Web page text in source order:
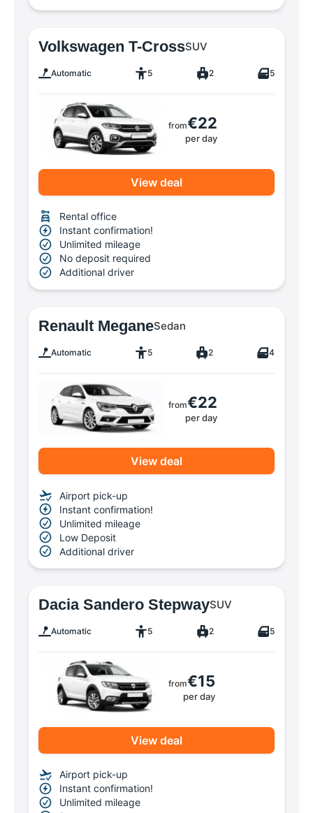
Volkswagen T-CrossSUV
Automatic 5 2 5
from€22
per day
View deal
Rental office
Instant confirmation!
Unlimited mileage
No deposit required
Additional driver
Renault MeganeSedan
Automatic 5 2 4
from€22
per day
View deal
Airport pick-up
Instant confirmation!
Unlimited mileage
Low Deposit
Additional driver
Dacia Sandero StepwaySUV
Automatic 5 2 5
from€15
per day
View deal
Airport pick-up
Instant confirmation!
Unlimited mileage